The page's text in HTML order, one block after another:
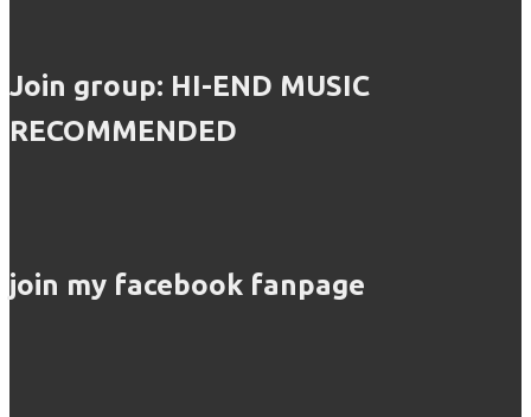
Join group: HI-END MUSIC
RECOMMENDED
join my facebook fanpage